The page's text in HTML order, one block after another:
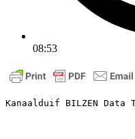
08:53
Kanaalduif BILZEN Data